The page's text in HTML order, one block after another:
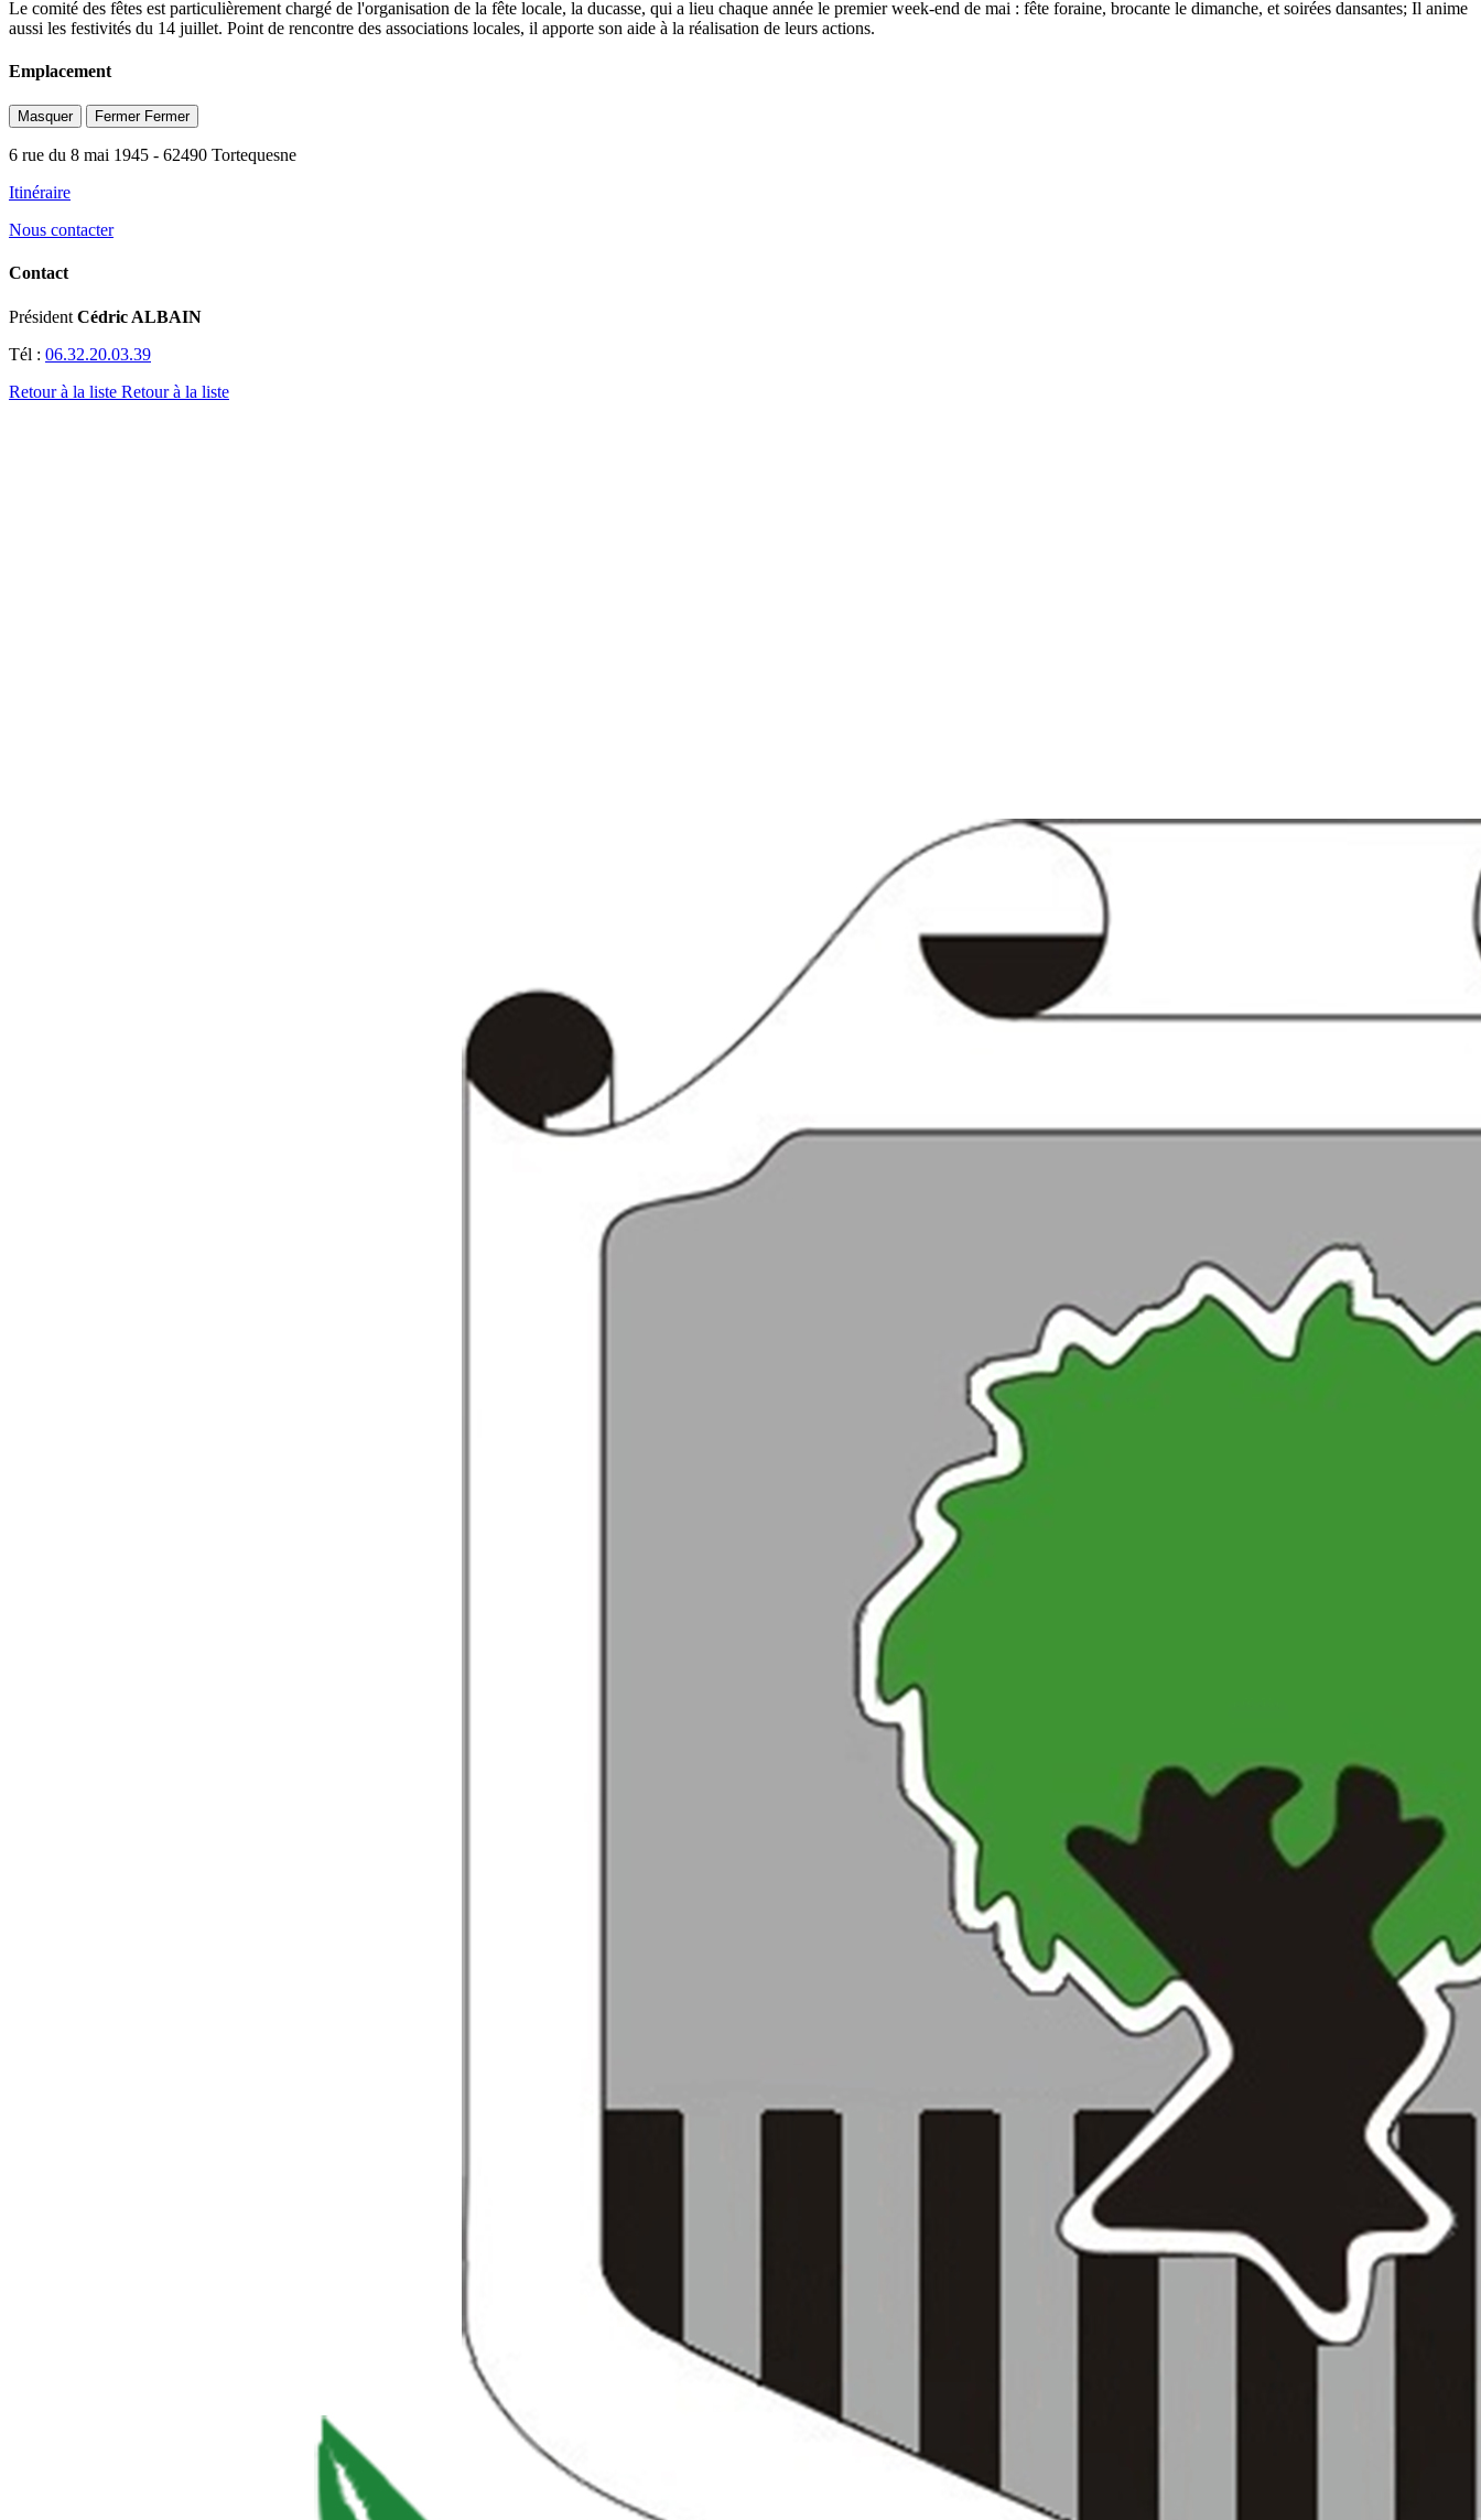
Le comité des fêtes est particulièrement chargé de l'organisation de la fête locale, la ducasse, qui a lieu chaque année le premier week-end de mai : fête foraine, brocante le dimanche, et soirées dansantes; Il anime
aussi les festivités du 14 juillet. Point de rencontre des associations locales, il apporte son aide à la réalisation de leurs actions.
Emplacement
Masquer Fermer Fermer
6 rue du 8 mai 1945 - 62490 Tortequesne
Itinéraire
Nous contacter
Contact
Président Cédric ALBAIN
Tél : 06.32.20.03.39
Retour à la liste Retour à la liste